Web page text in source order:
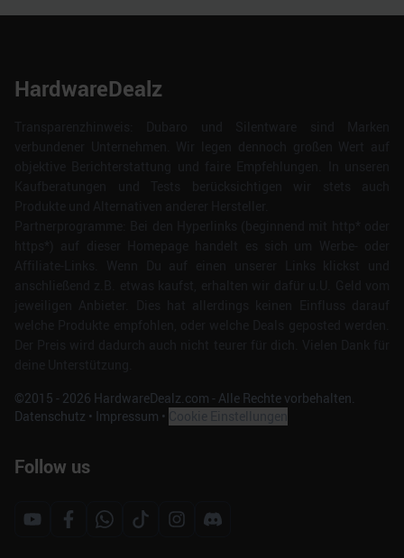
HardwareDealz
©2015 - 2026 HardwareDealz.com - Alle Rechte vorbehalten.
Datenschutz • Impressum •
Follow us